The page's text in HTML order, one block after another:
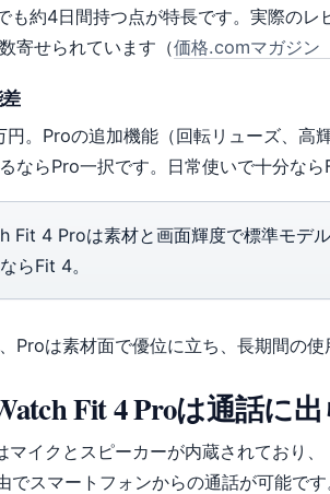
も約4日間持つ点が特長です。実際のレ
寄せられています（価格.comマガジン
円。Proの追加機能（回転リューズ、高
ならPro一択です。日常使いで十分な
Fit 4 Proは素材と画面輝度で標準モデ
らFit 4。
Proは素材面で優位に立ち、長期間の
Fit 4 Proは通話に
マイクとスピーカーが内蔵されており、
スマートフォンからの通話が可能で